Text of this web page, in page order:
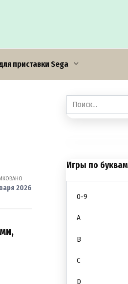
приставки Sega
2026
Search
for:
Игры по буквам
0-9
A
B
C
D